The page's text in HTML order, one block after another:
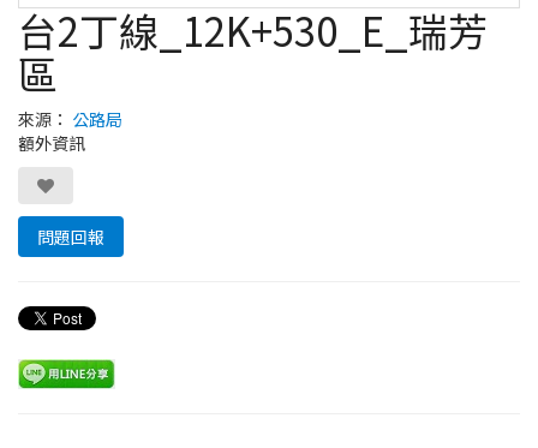
台2丁線_12K+530_E_瑞芳
區
來源： 公路局
額外資訊
問題回報